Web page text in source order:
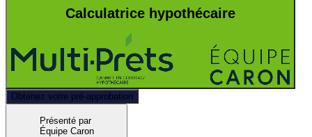
Calculatrice hypothécaire
Obtenez votre pré-approbation
Présenté par
Équipe Caron